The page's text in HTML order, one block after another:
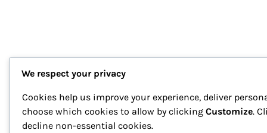
We respect your privacy
Cookies help us improve your experience, deliver
choose which cookies to allow by clicking Customize.
decline non-essential cookies.